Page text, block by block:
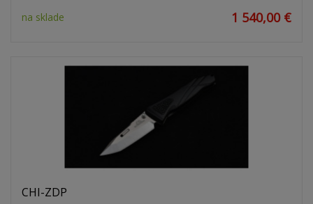
na sklade 1 540,00 €
CHI-ZDP